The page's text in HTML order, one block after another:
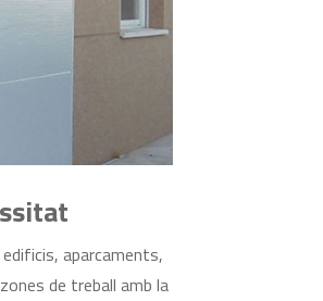
aparcaments,
de treball amb la